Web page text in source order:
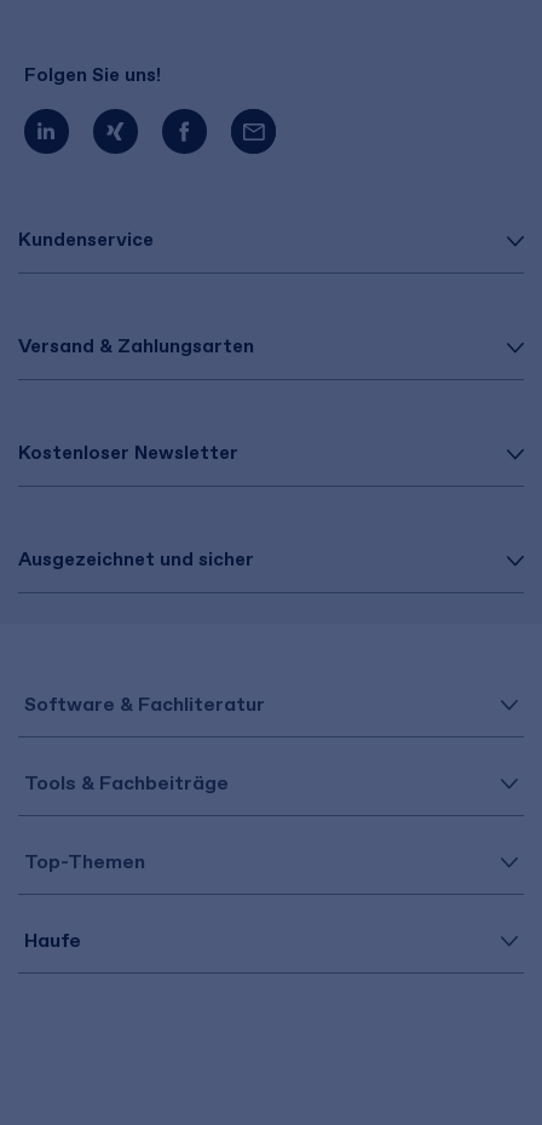
Kundenservice
Versand & Zahlungsarten
Kostenloser Newsletter
Ausgezeichnet und sicher
Folgen Sie uns!
Software & Fachliteratur
Tools & Fachbeiträge
Top-Themen
Haufe